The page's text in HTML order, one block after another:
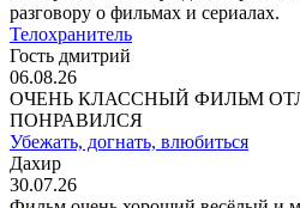
разговору о фильмах и сериалах.
Телохранитель
Гость дмитрий
06.08.26
ОЧЕНЬ КЛАССНЫЙ ФИЛЬМ
ПОНРАВИЛСЯ
Убежать, догнать, влюбиться
Дахир
30.07.26